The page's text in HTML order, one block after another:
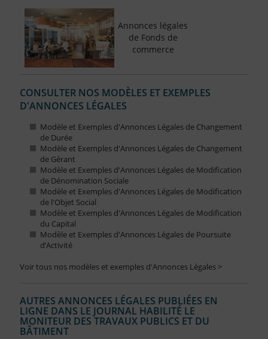
Annonces légales
de Fonds de
commerce
CONSULTER NOS MODÈLES ET EXEMPLES
D'ANNONCES LÉGALES
Modèle et Exemples d'Annonces Légales de Changement
de Durée
Modèle et Exemples d'Annonces Légales de Changement
de Gérant
Modèle et Exemples d'Annonces Légales de Modification
de Dénomination Sociale
Modèle et Exemples d'Annonces Légales de Modification
de l'Objet Social
Modèle et Exemples d'Annonces Légales de Modification
du Capital
Modèle et Exemples d'Annonces Légales de Poursuite
d’Activité
Voir tous nos modèles et exemples d'Annonces Légales >
AUTRES ANNONCES LÉGALES PUBLIÉES EN
LIGNE DANS LE JOURNAL HABILITÉ LE
MONITEUR DES TRAVAUX PUBLICS ET DU
BÂTIMENT